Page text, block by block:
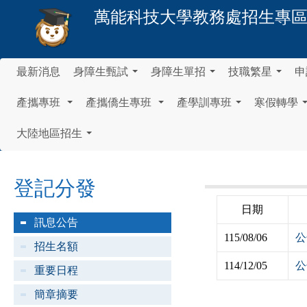
萬能科技大學教務處招生專
最新消息 身障生甄試 身障生單招 技職繁星
產攜專班 產攜僑生專班 產學訓專班 寒假轉學
大陸地區招生
登記分發
訊息公告
招生名額
重要日程
簡章摘要
日期
115/08/06
114/12/05